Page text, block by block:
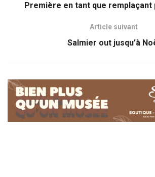
Première en tant que remplaçant
Article suivant
Salmier out jusqu’à